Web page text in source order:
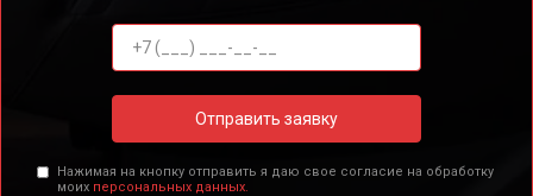
Отправить заявку
Нажимая на кнопку отправить я даю свое согласие на обработку
моих персональных данных.